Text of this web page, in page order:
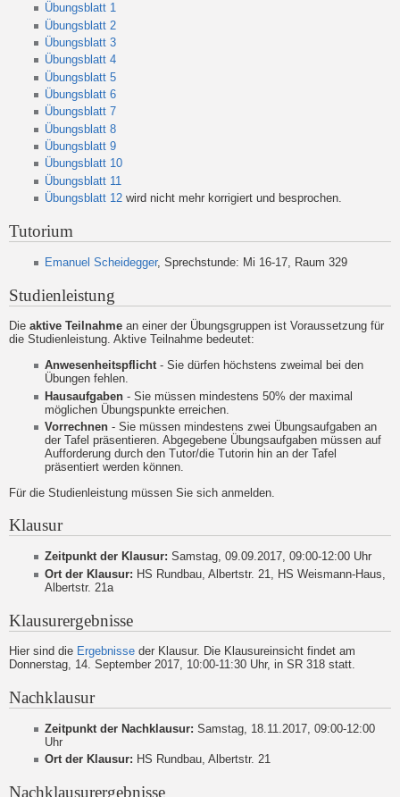
Übungsblatt 1
Übungsblatt 2
Übungsblatt 3
Übungsblatt 4
Übungsblatt 5
Übungsblatt 6
Übungsblatt 7
Übungsblatt 8
Übungsblatt 9
Übungsblatt 10
Übungsblatt 11
Übungsblatt 12 wird nicht mehr korrigiert und besprochen.
Tutorium
Emanuel Scheidegger, Sprechstunde: Mi 16-17, Raum 329
Studienleistung
Die aktive Teilnahme an einer der Übungsgruppen ist Voraussetzung für
die Studienleistung. Aktive Teilnahme bedeutet:
Anwesenheitspflicht- Sie dürfen höchstens zweimal bei den
Übungen fehlen.
Hausaufgaben - Sie müssen mindestens 50% der maximal
möglichen Übungspunkte erreichen.
Vorrechnen - Sie müssen mindestens zwei Übungsaufgaben an
der Tafel präsentieren. Abgegebene Übungsaufgaben müssen auf
Aufforderung durch den Tutor/die Tutorin hin an der Tafel
präsentiert werden können.
Für die Studienleistung müssen Sie sich anmelden.
Klausur
Zeitpunkt der Klausur: Samstag, 09.09.2017, 09:00-12:00 Uhr
Ort der Klausur: HS Rundbau, Albertstr. 21, HS Weismann-Haus,
Albertstr. 21a
Klausurergebnisse
Hier sind die Ergebnisse der Klausur. Die Klausureinsicht findet am
Donnerstag, 14. September 2017, 10:00-11:30 Uhr, in SR 318 statt.
Nachklausur
Zeitpunkt der Nachklausur: Samstag, 18.11.2017, 09:00-12:00
Uhr
Ort der Klausur: HS Rundbau, Albertstr. 21
Nachklausurergebnisse